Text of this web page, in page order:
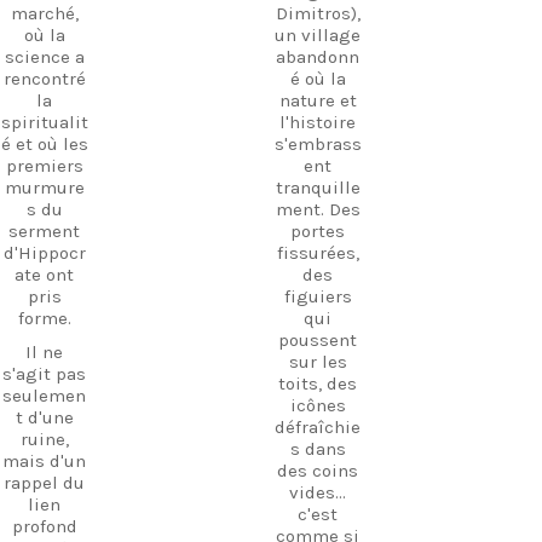
atmosphè
re
magique
que l'on
ne
retrouve
nulle part
ailleurs à
Kos.
Promenez
-vous
parmi les
ruines,
visitez le
petit
musée et
découvrez
l'hospitali
té
authentiq
ue de l'île
dans un
lieu où
l'histoire
Découvrez
Kos. Vivez
davantag
e
d'expérien
ces. Créez
des
souvenirs.
Suivez-
nous et
commenc
ez dès
aujourd’h
ui à
planifier
votre
prochaine
aventure !
#Kos
#VisitKos
#KosIslan
d
#GreekIsl
marché,
où la
science a
rencontré
la
spiritualit
é et où les
premiers
murmure
s du
serment
d'Hippocr
ate ont
pris
forme.
Il ne
s'agit pas
seulemen
t d'une
ruine,
mais d'un
rappel du
lien
profond
Dimitros),
un village
abandonn
é où la
nature et
l'histoire
s'embrass
ent
tranquille
ment. Des
portes
fissurées,
des
figuiers
qui
poussent
sur les
toits, des
icônes
défraîchie
s dans
des coins
vides...
c'est
comme si